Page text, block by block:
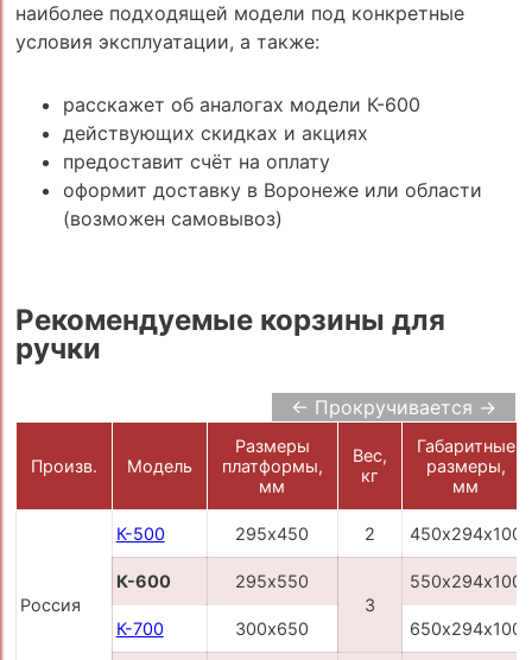
наиболее подходящей модели под конкретные
условия эксплуатации, а также:
расскажет об аналогах модели К-600
действующих скидках и акциях
предоставит счёт на оплату
оформит доставку в Воронеже или области
(возможен самовывоз)
Рекомендуемые корзины для
ручки
← Прокручивается →
Произв. Модель
Размеры
платформы,
мм
Вес,
кг
Габаритные
размеры,
мм
Россия
К-500 295х450 2 450х294х100
К-600
295х550
3
550х294х100
К-700 300х650 650х294х100